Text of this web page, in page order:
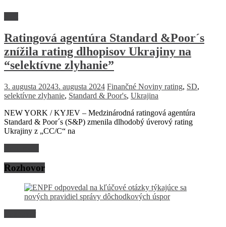
Ratingová agentúra Standard &Poor´s
znížila rating dlhopisov Ukrajiny na
“selektívne zlyhanie”
3. augusta 20243. augusta 2024 Finančné Noviny rating, SD,
selektívne zlyhanie, Standard & Poor's, Ukrajina
NEW YORK / KYJEV – Medzinárodná ratingová agentúra
Standard & Poor´s (S&P) zmenila dlhodobý úverový rating
Ukrajiny z „CC/C“ na
Rozhovor